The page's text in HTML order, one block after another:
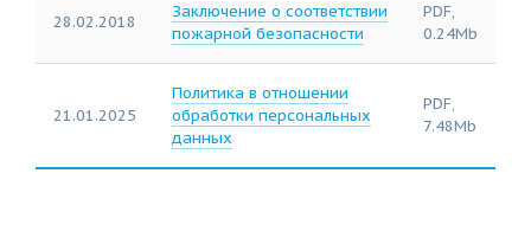
28.02.2018
Заключение о соответствии
пожарной безопасности
PDF,
0.24Mb
21.01.2025
Политика в отношении
обработки персональных
данных
PDF,
7.48Mb